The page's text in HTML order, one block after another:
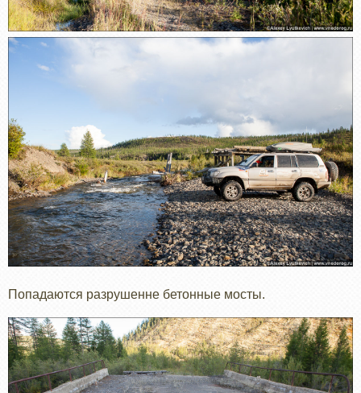
Попадаются разрушенне бетонные мосты.